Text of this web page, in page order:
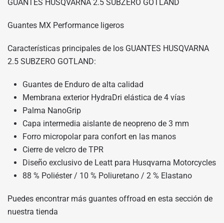
GUANTES HUSQVARNA 2.5 SUBZERO GOTLAND
Guantes MX Performance ligeros
Características principales de los GUANTES HUSQVARNA
2.5 SUBZERO GOTLAND:
Guantes de Enduro de alta calidad
Membrana exterior HydraDri elástica de 4 vías
Palma NanoGrip
Capa intermedia aislante de neopreno de 3 mm
Forro micropolar para confort en las manos
Cierre de velcro de TPR
Diseño exclusivo de Leatt para Husqvarna Motorcycles
88 % Poliéster / 10 % Poliuretano / 2 % Elastano
Puedes encontrar más guantes offroad en esta sección de
nuestra tienda